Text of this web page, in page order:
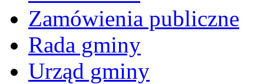
Zamówienia publiczne
Rada gminy
Urząd gminy